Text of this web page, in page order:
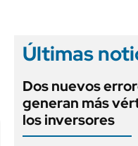
Últimas
Dos nuevos
generan más
los inversores